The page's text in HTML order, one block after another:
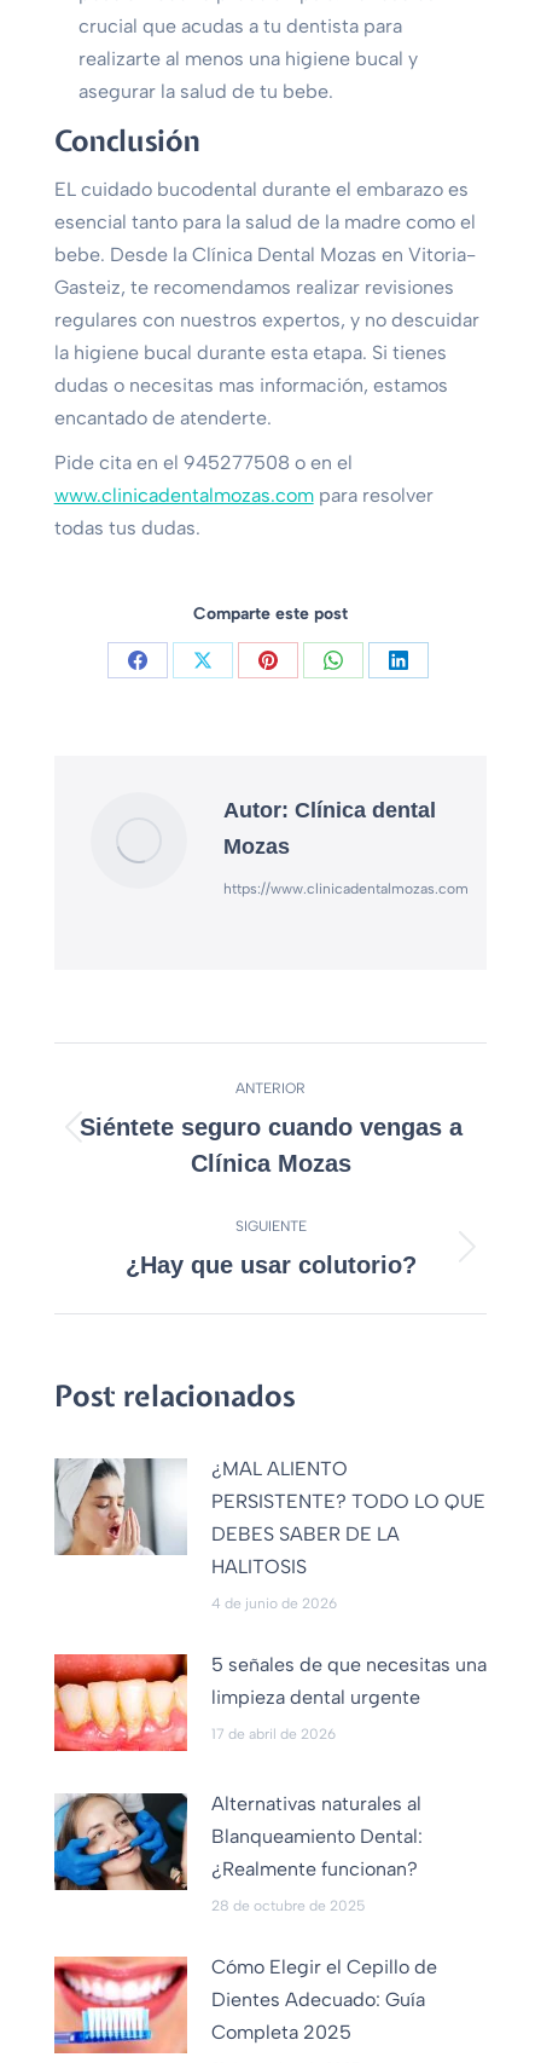
crucial que acudas a tu dentista para
realizarte al menos una higiene bucal y
asegurar la salud de tu bebe.
Conclusión
EL cuidado bucodental durante el embarazo es
esencial tanto para la salud de la madre como el
bebe. Desde la Clínica Dental Mozas en Vitoria-
Gasteiz, te recomendamos realizar revisiones
regulares con nuestros expertos, y no descuidar
la higiene bucal durante esta etapa. Si tienes
dudas o necesitas mas información, estamos
encantado de atenderte.
Pide cita en el 945277508 o en el
www.clinicadentalmozas.compara resolver
todas tus dudas.
Comparte este post
Autor: Clínica dental
Mozas
https://www.clinicadentalmozas.com
ANTERIOR
Siéntete seguro cuando vengas a
Clínica Mozas
SIGUIENTE
¿Hay que usar colutorio?
Post relacionados
¿MAL ALIENTO
PERSISTENTE? TODO LO QUE
DEBES SABER DE LA
HALITOSIS
4 de junio de 2026
5 señales de que necesitas una
limpieza dental urgente
17 de abril de 2026
Alternativas naturales al
Blanqueamiento Dental:
¿Realmente funcionan?
28 de octubre de 2025
Cómo Elegir el Cepillo de
Dientes Adecuado: Guía
Completa 2025